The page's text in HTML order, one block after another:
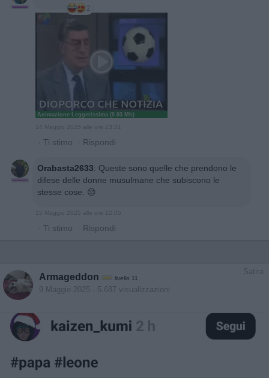
2
Animazione Leggerissima (0.03 Mb)
14 Maggio 2025 alle ore 23:31
· Ti stimo · Rispondi
Orabasta2633: Queste sono quelle che prendono le
difese delle donne musulmane che subiscono le
stesse cose. 😔
15 Maggio 2025 alle ore 12:05
· Ti stimo · Rispondi
Satira
Armageddon livello 11
9 Maggio 2025 - 5.687 visualizzazioni